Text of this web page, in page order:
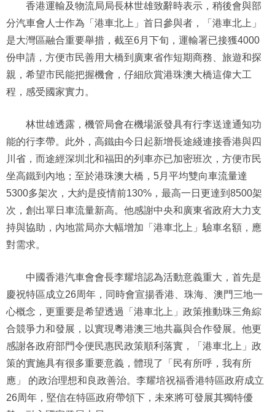
香港運輸及物流局局長林世雄致辭時表示，稍後會與部
分汽車會人士作為「港車北上」首日參與者，「港車北上」
是大灣區融合重要舉措，截至6月下旬，運輸署已接獲4000
份申請，方便市民善用大橋到廣東省作短期商務、旅遊和探
親，希望市民能把握機會，仔細欣賞港珠澳大橋這偉大工
程，感受國家實力。
林世雄透露，機管局會在機場派發具有行李送達通知功
能的行李帶。此外，高鐵由今日起新增長途綫連接香港與四
川省，而途經深圳北和福田的列車亦已加密班次，方便市民
坐高鐵到內地；至於港珠澳大橋，5月平均雙向車流量達
5300多架次，大約是疫情前130%，最高一日更達到8500架
次，創出單日車流量新高。他感謝中央和廣東省政府大力支
持與協助，內地當局亦大幅增加「港車北上」驗車名額，應
對需求。
中國香港汽車會會長李耀培認為活動意義重大，首先是
慶祝特區成立26周年，同時會宣揚香港、珠海、澳門三地一
心概念，更重要是希望透過「港車北上」政策推動珠三角綜
合競爭力和發展，以實現粵港澳三地共贏與合作發展。他更
感謝各政府部門令便民惠民政策順利落實，「港車北上」政
策的實施具有很多重要意義，體現了「民有所呼，我有所
應」 的政治理想和良政善治。李耀培祝福香港特區政府成立
26周年，堅信在特區政府帶領下，未來將可發展其獨特優